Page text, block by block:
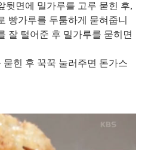
뒷면에 밀가루를 고루 묻힌 후,
빵가루를 두툼하게 묻혀줍니
잘 털어준 후 밀가루를 묻히면
힌 후 꾹꾹 눌러주면 돈가스